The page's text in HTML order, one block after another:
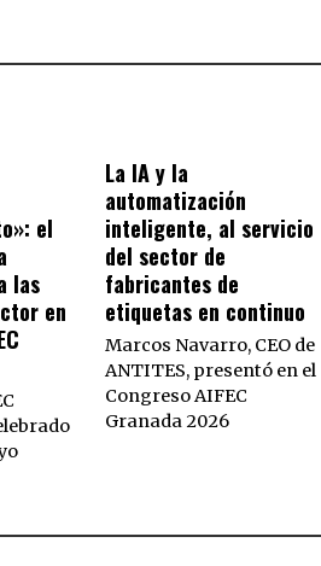
el
las
en
La IA y la
automatización
inteligente, al servicio
del sector de
fabricantes de
etiquetas en continuo
Marcos Navarro, CEO de
ANTITES, presentó en el
Congreso AIFEC
Granada 2026